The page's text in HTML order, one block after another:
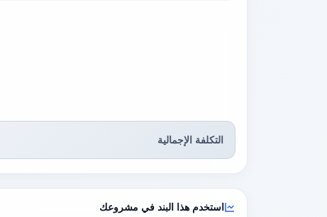
التكلفة الإجمالية
استخدم هذا البند في مشروعك